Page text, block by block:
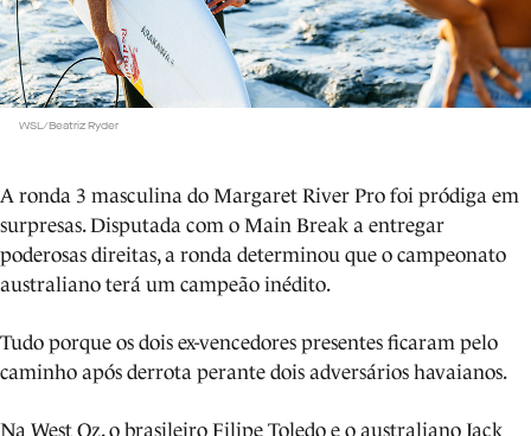
WSL/Beatriz Ryder
A ronda 3 masculina do Margaret River Pro foi pródiga em
surpresas. Disputada com o Main Break a entregar
poderosas direitas, a ronda determinou que o campeonato
australiano terá um campeão inédito.
Tudo porque os dois ex-vencedores presentes ficaram pelo
caminho após derrota perante dois adversários havaianos.
Na West Oz, o brasileiro Filipe Toledo e o australiano Jack